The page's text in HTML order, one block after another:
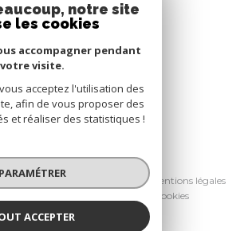
Nous adhérons
© 2026 | Tous droits réservés
Nos partenaires
Mentions légales
Cookies
notre site
les cookies
accompagner pendant
votre visite.
acceptez l'utilisation des
afin de vous proposer des
et réaliser des statistiques !
PARAMÉTRER
ACCEPTER